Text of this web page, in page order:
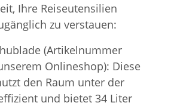
Ihre Reiseutensilien
zu verstauen:
(Artikelnummer
Onlineshop): Diese
den Raum unter der
und bietet 34 Liter